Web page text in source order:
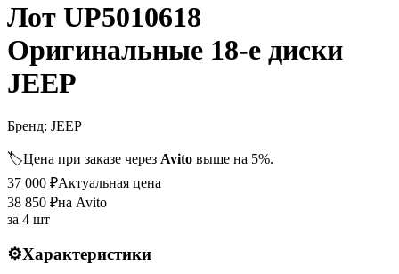
Лот UP5010618
Оригинальные 18-е диски
JEEP
Бренд: JEEP
🏷️Цена при заказе через Avito выше на 5%.
37 000 ₽Актуальная цена
38 850 ₽на Avito
за 4 шт
⚙️Характеристики